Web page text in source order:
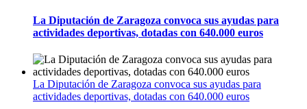
La Diputación de Zaragoza convoca sus ayudas para
actividades deportivas, dotadas con 640.000 euros
La Diputación de Zaragoza convoca sus ayudas para
actividades deportivas, dotadas con 640.000 euros